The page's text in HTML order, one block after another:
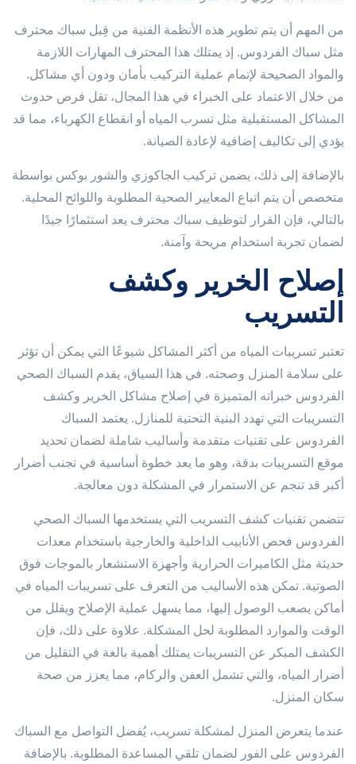
من المهم أن يتم تطوير هذه الأنظمة الفنية من قِبل سباك محترف
مثل سباك الفردوس. إذ يمتلك هذا المحترف المهارات اللازمة
والمواد الصحيحة لإتمام عملية التركيب بأمان ودون أي مشاكل.
من خلال الاعتماد على الخبراء في هذا المجال، تقل فرص حدوث
المشاكل المستقبلية مثل تسرب المياه أو انقطاع الكهرباء، مما قد
يؤدي إلى تكاليف إضافية لإعادة الصيانة.
بالإضافة إلى ذلك، يضمن تركيب الجاكوزي والشور بوكس بواسطة
متخصص أن يتم اتباع المعايير الصحية المطلوبة واللوائح المحلية.
بالتالي، فإن القرار لتوظيف سباك محترف يعد استثمارًا جيدًا
لضمان تجربة استخدام مريحة وآمنة.
إصلاح الخرير وكشف
التسريب
تعتبر تسريبات المياه من أكثر المشاكل شيوعًا التي يمكن أن تؤثر
على سلامة المنزل وصحته. في هذا السياق، يقدم السباك الصحي
الفردوس خبراته المتميزة في إصلاح مشاكل الخرير وكشف
التسريبات التي تهدد البنية التحتية للمنازل. يعتمد السباك
الفردوس على تقنيات متقدمة وأساليب شاملة لضمان تحديد
موقع التسريبات بدقة، وهو ما يعد خطوة أساسية في تجنب أضرار
أكبر قد تنجم عن الاستمرار في المشكلة دون معالجة.
تتضمن تقنيات كشف التسريب التي يستخدمها السباك الصحي
الفردوس فحص الأنابيب الداخلية والخارجية باستخدام معدات
حديثة مثل الكاميرات الحرارية وأجهزة الاستشعار بالموجات فوق
الصوتية. تمكن هذه الأساليب من التعرف على تسريبات المياه في
أماكن يصعب الوصول إليها، مما يسهل عملية الإصلاح ويقلل من
الوقت والموارد المطلوبة لحل المشكلة. علاوة على ذلك، فإن
الكشف المبكر عن التسريبات يمتلك أهمية بالغة في التقليل من
أضرار المياه، والتي تشمل العفن والركام، مما يعزز من صحة
سكان المنزل.
عندما يتعرض المنزل لمشكلة تسريب، يُفضل التواصل مع السباك
الفردوس على الفور لضمان تلقي المساعدة المطلوبة. بالإضافة